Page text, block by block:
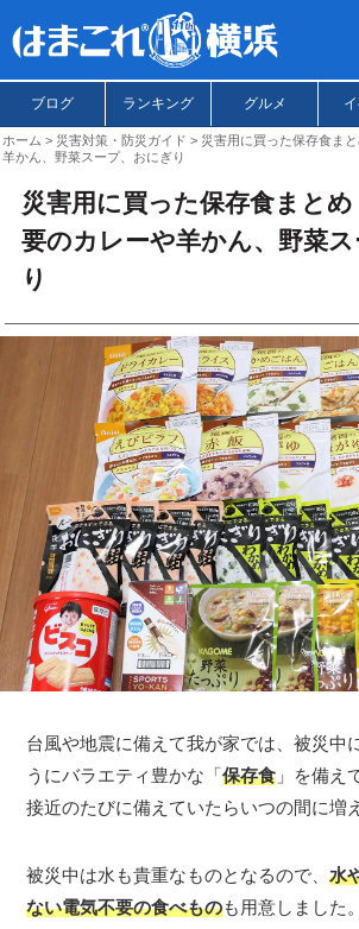
ブログ ランキング グルメ
ホーム 災害対策・防災ガイド
災害用に買った保存食ま
羊かん、野菜スープ、おにぎり
災害用に買った保存食まと
要のカレーや羊かん、野菜
り
台風や地震に備えて我が家では、被災中
うにバラエティ豊かな「保存食 」を備え
接近のたびに備えていたらいつの間に増
被災中は水も貴重なものとなるので、水
ない電気不要の食べものも用意しました。